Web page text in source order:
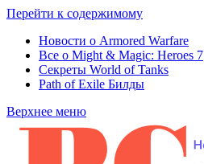
Перейти к содержимому
Новости о Armored Warfare
Все о Might & Magic: Heroes 7
Секреты World of Tanks
Path of Exile Билды
Верхнее меню